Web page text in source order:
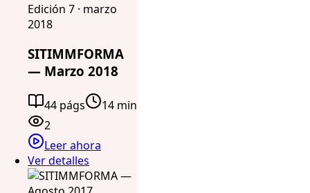
Edición 7 · marzo
2018
SITIMMFORMA
— Marzo 2018
44 págs
14 min
2
Leer ahora
Ver detalles